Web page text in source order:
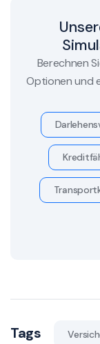
Berechnen
Optionen und
Tags